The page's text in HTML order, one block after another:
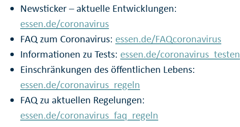
Newsticker – aktuelle Entwicklungen:
essen.de/coronavirus
FAQ zum Coronavirus: essen.de/FAQcoronavirus
Informationen zu Tests: essen.de/coronavirus_testen
Einschränkungen des öffentlichen Lebens:
essen.de/coronavirus_regeln
FAQ zu aktuellen Regelungen:
essen.de/coronavirus_faq_regeln